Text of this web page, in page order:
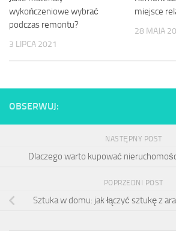
wykończeniowe wybrać
podczas remontu?
3 LIPCA 2021
miejsce
28 MAJA
OBSERWUJ:
NASTĘPNY POST
Dlaczego warto kupować
POPRZEDNI POST
Sztuka w domu: jak łączyć sztukę z